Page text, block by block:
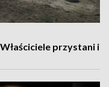
przystani i